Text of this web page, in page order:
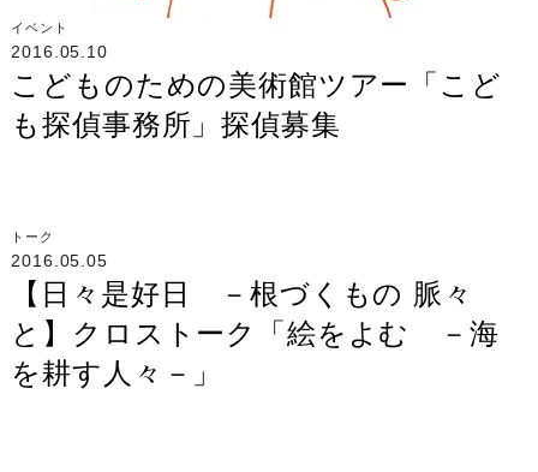
イベント
2016.05.10
こどものための美術館ツアー「こど
も探偵事務所」探偵募集
トーク
2016.05.05
【日々是好日 －根づくもの 脈々
と】クロストーク「絵をよむ －海
を耕す人々－」